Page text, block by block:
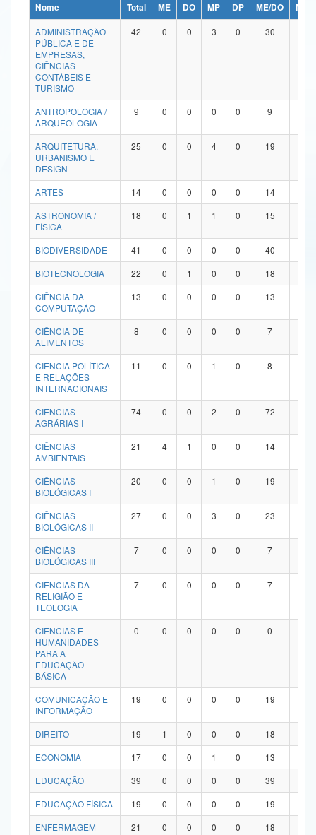
Ministério da Ciência, Tecnologia, Inovações e Comunicações
Ministério do Meio Ambiente
Ministério do Turismo
Ministério do Desenvolvimento Regional
Controladoria-Geral da União
Ministério da Mulher, da Família e dos Direitos Humanos
Secretaria de Governo
Advocacia-Geral da União
Banco Central do Brasil
Nome Total ME DO MP DP ME/DO
MP/
ADMINISTRAÇÃO
PÚBLICA E DE
EMPRESAS,
CIÊNCIAS
CONTÁBEIS E
TURISMO
42 0 0 3 0 30
ANTROPOLOGIA /
ARQUEOLOGIA
9 0 0 0 0 9
ARQUITETURA,
URBANISMO E
DESIGN
25 0 0 4 0 19
ARTES 14 0 0 0 0 14
ASTRONOMIA /
FÍSICA
18 0 1 1 0 15
BIODIVERSIDADE 41 0 0 0 0 40
BIOTECNOLOGIA
22 0 1 0 0 18
CIÊNCIA DA
COMPUTAÇÃO
13 0 0 0 0 13
CIÊNCIA DE
ALIMENTOS
8 0 0 0 0 7
CIÊNCIA POLÍTICA
E RELAÇÕES
INTERNACIONAIS
11 0 0 1 0 8
CIÊNCIAS
AGRÁRIAS I
74 0 0 2 0 72
CIÊNCIAS
AMBIENTAIS
21 4 1 0 0 14
CIÊNCIAS
BIOLÓGICAS I
20 0 0 1 0 19
CIÊNCIAS
BIOLÓGICAS II
27 0 0 3 0 23
CIÊNCIAS
BIOLÓGICAS III
7 0 0 0 0 7
CIÊNCIAS DA
RELIGIÃO E
TEOLOGIA
7 0 0 0 0 7
CIÊNCIAS E
HUMANIDADES
PARA A
EDUCAÇÃO
BÁSICA
0 0 0 0 0 0
COMUNICAÇÃO E
INFORMAÇÃO
19 0 0 0 0 19
DIREITO 19 1 0 0 0 18
ECONOMIA
17 0 0 1 0 13
EDUCAÇÃO
39 0 0 0 0 39
EDUCAÇÃO FÍSICA
19 0 0 0 0 19
ENFERMAGEM
21 0 0 0 0 18